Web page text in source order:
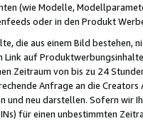
(wie Modelle,
oder in den Produkt
die aus einem Bild bestehen,
Link auf
Zeitraum von bis zu 24
Anfrage an die
und neu darstellen. Sofern wir
für einen unbestimmten